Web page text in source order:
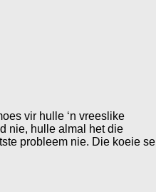
vir hulle ‘n vreeslike
nie, hulle almal het die
probleem nie. Die koeie se